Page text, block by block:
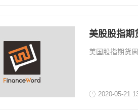
美股股指期
美国股指期货
2020-05-21